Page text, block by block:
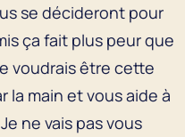
se décideront pour
ça fait plus peur que
voudrais être cette
la main et vous aide à
ne vais pas vous